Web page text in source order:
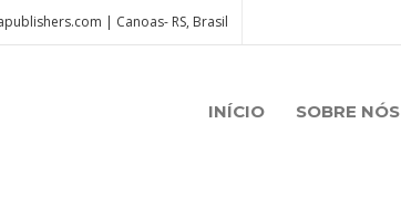
| Canoas- RS, Brasil
INÍCIO SOBRE NÓS